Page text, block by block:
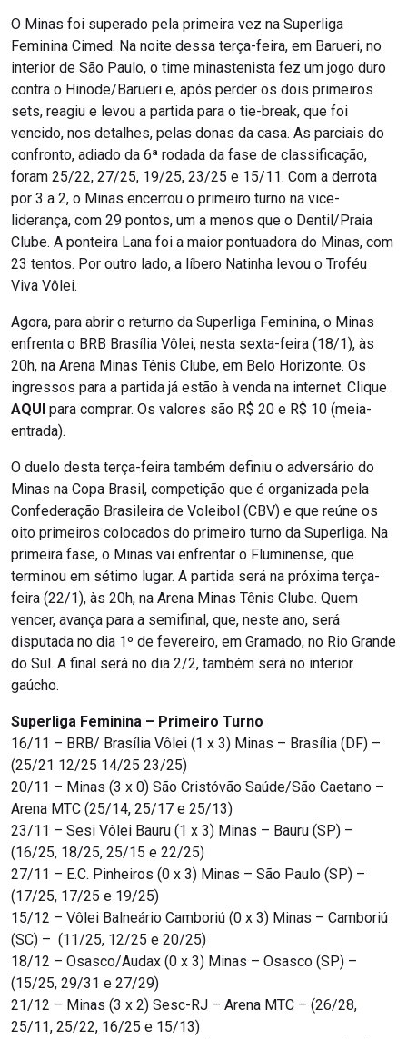
O Minas foi superado pela primeira vez na Superliga
Feminina Cimed. Na noite dessa terça-feira, em Barueri, no
interior de São Paulo, o time minastenista fez um jogo duro
contra o Hinode/Barueri e, após perder os dois primeiros
sets, reagiu e levou a partida para o tie-break, que foi
vencido, nos detalhes, pelas donas da casa. As parciais do
confronto, adiado da 6ª rodada da fase de classificação,
foram 25/22, 27/25, 19/25, 23/25 e 15/11. Com a derrota
por 3 a 2, o Minas encerrou o primeiro turno na vice-
liderança, com 29 pontos, um a menos que o Dentil/Praia
Clube. A ponteira Lana foi a maior pontuadora do Minas, com
23 tentos. Por outro lado, a líbero Natinha levou o Troféu
Viva Vôlei.
Agora, para abrir o returno da Superliga Feminina, o Minas
enfrenta o BRB Brasília Vôlei, nesta sexta-feira (18/1), às
20h, na Arena Minas Tênis Clube, em Belo Horizonte. Os
ingressos para a partida já estão à venda na internet. Clique
AQUI para comprar. Os valores são R$ 20 e R$ 10 (meia-
entrada).
O duelo desta terça-feira também definiu o adversário do
Minas na Copa Brasil, competição que é organizada pela
Confederação Brasileira de Voleibol (CBV) e que reúne os
oito primeiros colocados do primeiro turno da Superliga. Na
primeira fase, o Minas vai enfrentar o Fluminense, que
terminou em sétimo lugar. A partida será na próxima terça-
feira (22/1), às 20h, na Arena Minas Tênis Clube. Quem
vencer, avança para a semifinal, que, neste ano, será
disputada no dia 1º de fevereiro, em Gramado, no Rio Grande
do Sul. A final será no dia 2/2, também será no interior
gaúcho.
Superliga Feminina – Primeiro Turno
16/11 – BRB/ Brasília Vôlei (1 x 3) Minas – Brasília (DF) –
(25/21 12/25 14/25 23/25)
20/11 – Minas (3 x 0) São Cristóvão Saúde/São Caetano –
Arena MTC (25/14, 25/17 e 25/13)
23/11 – Sesi Vôlei Bauru (1 x 3) Minas – Bauru (SP) –
(16/25, 18/25, 25/15 e 22/25)
27/11 – E.C. Pinheiros (0 x 3) Minas – São Paulo (SP) –
(17/25, 17/25 e 19/25)
15/12 – Vôlei Balneário Camboriú (0 x 3) Minas – Camboriú
(SC) – (11/25, 12/25 e 20/25)
18/12 – Osasco/Audax (0 x 3) Minas – Osasco (SP) –
(15/25, 29/31 e 27/29)
21/12 – Minas (3 x 2) Sesc-RJ – Arena MTC – (26/28,
25/11, 25/22, 16/25 e 15/13)